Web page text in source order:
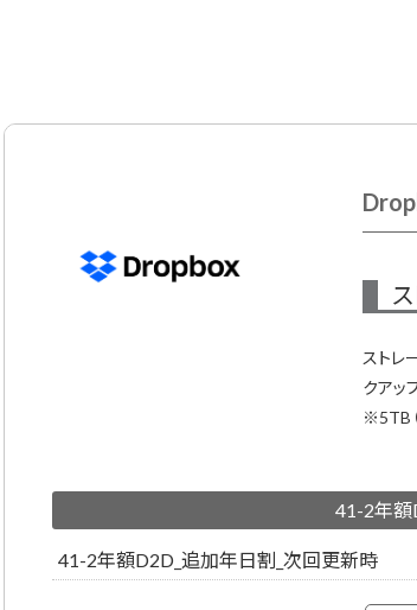
ストレ
クアッ
※5TB
41-2年額
41-2年額D2D_追加年日割_次回更新時